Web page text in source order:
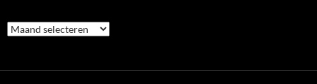
Archief